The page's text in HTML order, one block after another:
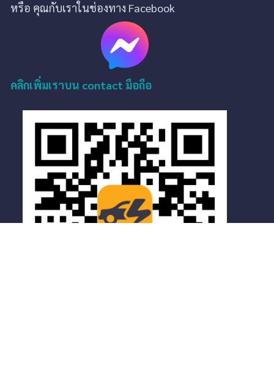
หรือ คุณกับเราในช่องทาง Facebook
คลิกเพิ่มเราบน contact มือถือ